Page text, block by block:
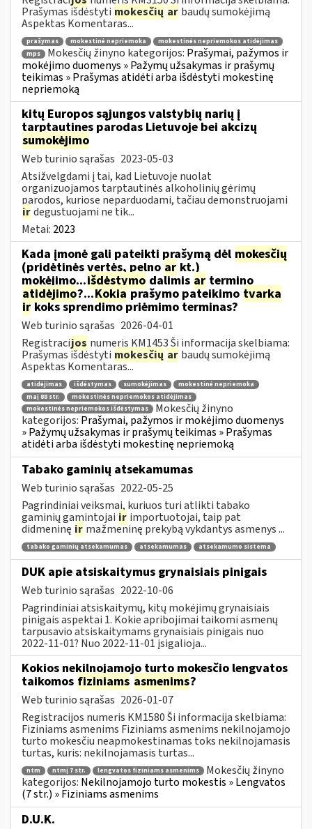
Prašymas išdėstyti mokesčių ar baudų sumokėjimą
Aspektas Komentaras...
prašymas mokestinė nepriemoka
mokestinės nepriemokos atidėjimas
mps
Mokesčių žinyno kategorijos: Prašymai, pažymos ir
mokėjimo duomenys » Pažymų užsakymas ir prašymų
teikimas » Prašymas atidėti arba išdėstyti mokestinę
nepriemoką
kitų Europos sąjungos valstybių narių į
tarptautines parodas Lietuvoje bei akcizų
sumokėjimo
Web turinio sąrašas 2023-05-03
Atsižvelgdami į tai, kad Lietuvoje nuolat
organizuojamos tarptautinės alkoholinių gėrimų
parodos, kuriose neparduodami, tačiau demonstruojami
irdegustuojami ne tik...
Metai: 2023
Kada įmonė gali pateikti prašymą dėl mokesčių
(pridėtinės vertės, pelno ar kt.)
mokėjimo...išdėstymo dalimis ar termino
atidėjimo?...Kokiaprašymo pateikimo tvarka
irkoks sprendimo priėmimo terminas?
Web turinio sąrašas 2026-04-01
Registracijos numeris KM1453 Ši informacija skelbiama:
Prašymas išdėstyti mokesčių ar baudų sumokėjimą
Aspektas Komentaras...
atidėjimas išdėstymas sumokėjimas
mokestinė nepriemoka
maį 88 str.
mokestinės nepriemokos atidėjimas
mokestinės nepriemokos išdėstymas
Mokesčių žinyno
kategorijos: Prašymai, pažymos ir mokėjimo duomenys
» Pažymų užsakymas ir prašymų teikimas » Prašymas
atidėti arba išdėstyti mokestinę nepriemoką
Tabako gaminių atsekamumas
Web turinio sąrašas 2022-05-25
Pagrindiniai veiksmai, kuriuos turi atlikti tabako
gaminių gamintojai ir importuotojai, taip pat
didmeninę ir mažmeninę prekybą vykdantys asmenys ...
tabako gaminių atsekamumas atsekamumas atsekamumo sistema
DUK apie atsiskaitymus grynaisiais pinigais
Web turinio sąrašas 2022-10-06
Pagrindiniai atsiskaitymų, kitų mokėjimų grynaisiais
pinigais aspektai 1. Kokie apribojimai taikomi asmenų
tarpusavio atsiskaitymams grynaisiais pinigais nuo
2022-11-01? Nuo 2022-11-01 įsigalioja...
Kokios nekilnojamojo turto mokesčio lengvatos
taikomos fiziniams asmenims?
Web turinio sąrašas 2026-01-07
Registracijos numeris KM1580 Ši informacija skelbiama:
Fiziniams asmenims Fiziniams asmenims nekilnojamojo
turto mokesčiu neapmokestinamas toks nekilnojamasis
turtas, kuris: nekilnojamasis turtas...
ntm ntmį 7 str. lengvatos fiziniams asmenims
Mokesčių žinyno
kategorijos: Nekilnojamojo turto mokestis » Lengvatos
(7 str.) » Fiziniams asmenims
D.U.K.